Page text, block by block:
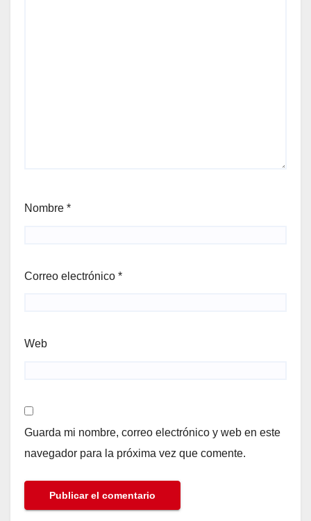
Nombre *
Correo electrónico *
Web
Guarda mi nombre, correo electrónico y web en este
navegador para la próxima vez que comente.